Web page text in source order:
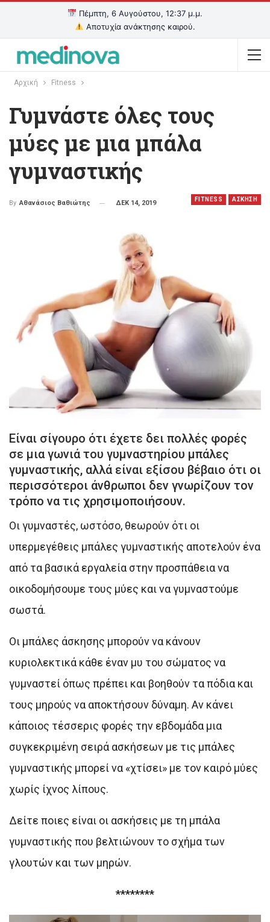
Πέμπτη, 6 Αυγούστου, 12:37 μ.μ.
Αποτυχία ανάκτησης καιρού.
Αρχική Fitness
Γυμνάστε όλες τους
μύες με μια μπάλα
γυμναστικής
FITNESS ΑΣΚΗΣΗ
By Αθανάσιος Βαθιώτης ΔΕΚ 14, 2019
Είναι σίγουρο ότι έχετε δει πολλές φορές
σε μια γωνιά του γυμναστηρίου μπάλες
γυμναστικής, αλλά είναι εξίσου βέβαιο ότι οι
περισσότεροι άνθρωποι δεν γνωρίζουν τον
τρόπο να τις χρησιμοποιήσουν.
Οι γυμναστές, ωστόσο, θεωρούν ότι οι
υπερμεγέθεις μπάλες γυμναστικής αποτελούν ένα
από τα βασικά εργαλεία στην προσπάθεια να
οικοδομήσουμε τους μύες και να γυμναστούμε
σωστά.
Οι μπάλες άσκησης μπορούν να κάνουν
κυριολεκτικά κάθε έναν μυ του σώματος να
γυμναστεί όπως πρέπει και βοηθούν τα πόδια και
τους μηρούς να αποκτήσουν δύναμη. Αν κάνει
κάποιος τέσσερις φορές την εβδομάδα μια
συγκεκριμένη σειρά ασκήσεων με τις μπάλες
γυμναστικής μπορεί να «χτίσει» με τον καιρό μύες
χωρίς ίχνος λίπους.
Δείτε ποιες είναι οι ασκήσεις με τη μπάλα
γυμναστικής που βελτιώνουν το σχήμα των
γλουτών και των μηρών.
********